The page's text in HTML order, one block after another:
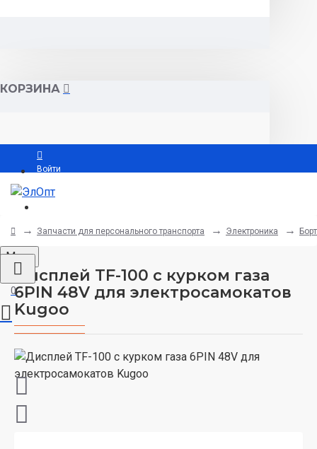
КОРЗИНА
Войти
Menu
0
Запчасти для персонального транспорта Электроника
Дисплей TF-100 с курком газа
6PIN 48V для электросамокатов
Kugoo